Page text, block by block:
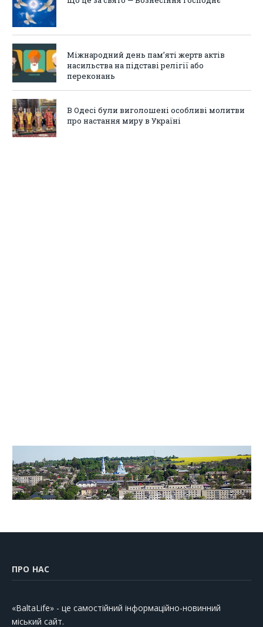
Міжнародний день пам’яті жертв актів
насильства на підставі релігії або
переконань
В Одесі були виголошені особливі молитви
про настання миру в Україні
ПРО НАС
«BaltaLife» - це самостійний інформаційно-новинний
міський сайт.